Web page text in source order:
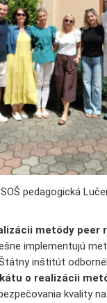
SOŠ pedagogická
metódy peer
implementujú
inštitút
o realizácii
kvality